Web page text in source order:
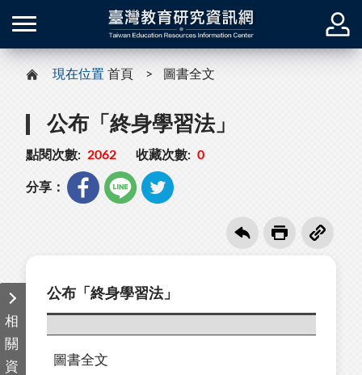
現在位置 首頁 圖書全文
公布「終身學習法」
點閱次數: 2062 收藏次數: 0
分享：
相
關
資
公布「終身學習法」
圖書全文